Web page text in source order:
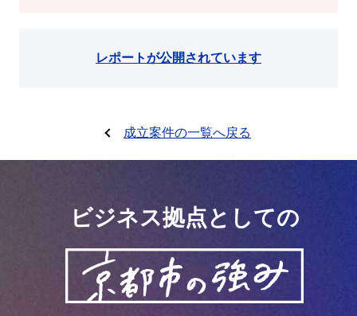
レポートが公開されています
成立案件の一覧へ戻る
ビジネス拠点としての